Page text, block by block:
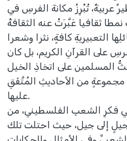
عربيةٌ، تُبْرِزُ مكانةَ الفرسِ في
ثقافيا عَبَّرَتْ عنه الثقافةُ
التعبيريةِ كافةٍ، نثرا وشعرا.
على القرآنِ الكريم، بل كان
المسلمين على اتخاذِ الخيل
مجموعةٍ من الأحاديثِ المُتَّفَقِ
عليها.
فكرِ الشعبِ الفلسطيني، من
جيلٍ إلى جيل، حيث احتلت تلك